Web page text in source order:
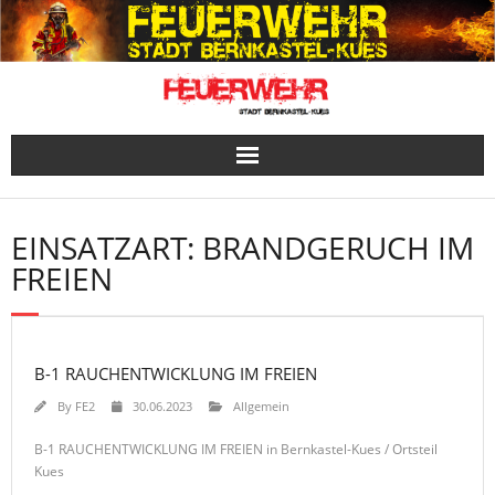
Skip
to
content
EINSATZART: BRANDGERUCH IM
FREIEN
B-1 RAUCHENTWICKLUNG IM FREIEN
By FE2 30.06.2023 Allgemein
B-1 RAUCHENTWICKLUNG IM FREIEN in Bernkastel-Kues / Ortsteil
Kues